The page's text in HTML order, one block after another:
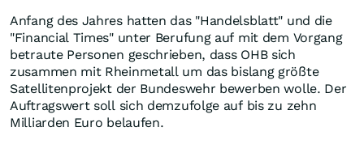
Anfang des Jahres hatten das "Handelsblatt" und die
"Financial Times" unter Berufung auf mit dem Vorgang
betraute Personen geschrieben, dass OHB sich
zusammen mit Rheinmetall um das bislang größte
Satellitenprojekt der Bundeswehr bewerben wolle. Der
Auftragswert soll sich demzufolge auf bis zu zehn
Milliarden Euro belaufen.